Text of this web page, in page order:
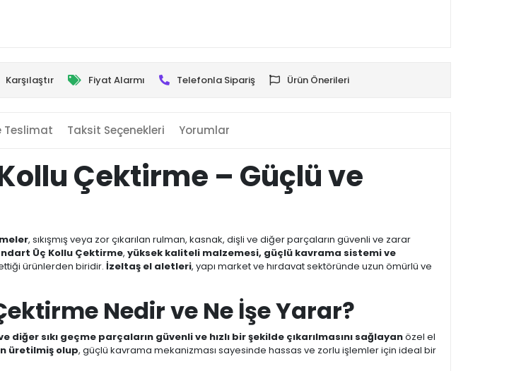
Karşılaştır Fiyat Alarmı Telefonla Sipariş Ürün Önerileri
Teslimat Taksit Seçenekleri Yorumlar
Çektirme – Güçlü ve
, sıkışmış veya zor çıkarılan rulman, kasnak, dişli ve diğer parçaların güvenli ve zarar
Üç Kollu Çektirme, yüksek kaliteli malzemesi, güçlü kavrama sistemi ve
ürünlerden biridir. İzeltaş el aletleri, yapı market ve hırdavat sektöründe uzun ömürlü ve
Nedir ve Ne İşe Yarar?
diğer sıkı geçme parçaların güvenli ve hızlı bir şekilde çıkarılmasını sağlayanözel el
üretilmiş olup, güçlü kavrama mekanizması sayesinde hassas ve zorlu işlemler için ideal bir